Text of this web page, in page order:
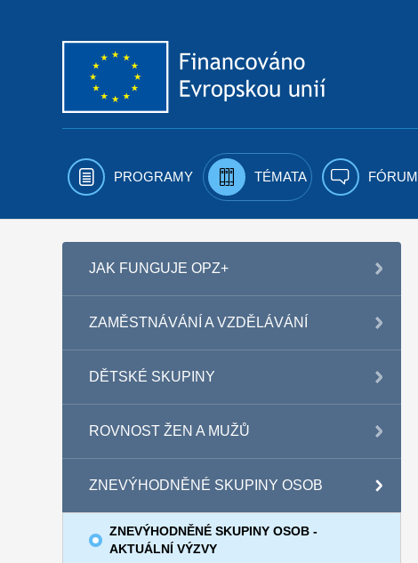
PROGRAMY TÉMATA FÓRUM
JAK FUNGUJE OPZ+
ZAMĚSTNÁVÁNÍ A VZDĚLÁVÁNÍ
DĚTSKÉ SKUPINY
ROVNOST ŽEN A MUŽŮ
ZNEVÝHODNĚNÉ SKUPINY OSOB
ZNEVÝHODNĚNÉ SKUPINY OSOB -
AKTUÁLNÍ VÝZVY